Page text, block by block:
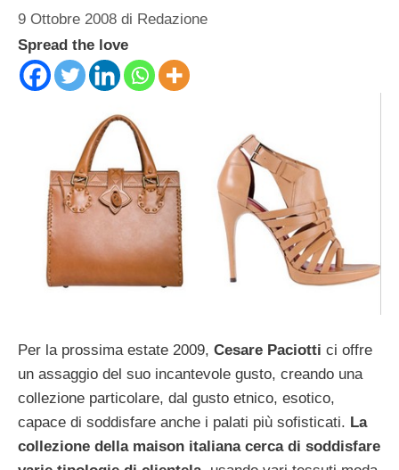
9 Ottobre 2008 di Redazione
Spread the love
Per la prossima estate 2009, Cesare Paciotti ci offre
un assaggio del suo incantevole gusto, creando una
collezione particolare, dal gusto etnico, esotico,
capace di soddisfare anche i palati più sofisticati. La
collezione della maison italiana cerca di soddisfare